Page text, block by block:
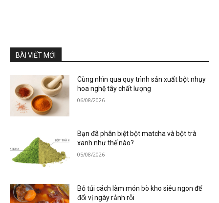
BÀI VIẾT MỚI
Cùng nhìn qua quy trình sản xuất bột nhụy
hoa nghệ tây chất lượng
06/08/2026
Bạn đã phân biệt bột matcha và bột trà
xanh như thế nào?
05/08/2026
Bỏ túi cách làm món bò kho siêu ngon để
đổi vị ngày rảnh rỗi